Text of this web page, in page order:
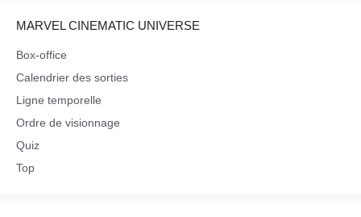
MARVEL CINEMATIC UNIVERSE
Box-office
Calendrier des sorties
Ligne temporelle
Ordre de visionnage
Quiz
Top